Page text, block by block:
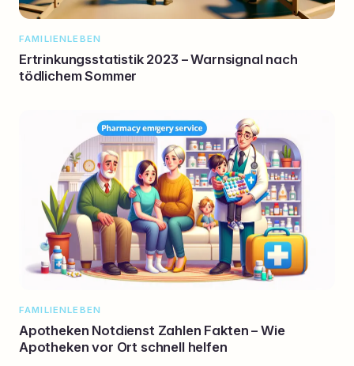
FAMILIENLEBEN
Ertrinkungsstatistik 2023 – Warnsignal nach
tödlichem Sommer
FAMILIENLEBEN
Apotheken Notdienst Zahlen Fakten – Wie
Apotheken vor Ort schnell helfen